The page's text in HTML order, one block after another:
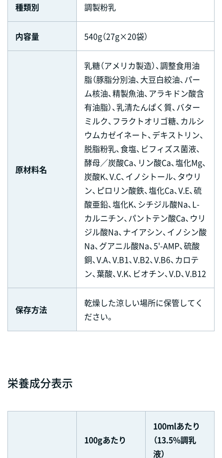
種類別 調製粉乳
内容量 540g（27g×20袋）
原材料名
乳糖（アメリカ製造）、調整食用油
脂（豚脂分別油、大豆白絞油、パー
ム核油、精製魚油、アラキドン酸含
有油脂）、乳清たんぱく質、バター
ミルク、フラクトオリゴ糖、カルシ
ウムカゼイネート、デキストリン、
脱脂粉乳、食塩、ビフィズス菌液、
酵母／炭酸Ca、リン酸Ca、塩化Mg、
炭酸K、V.C、イノシトール、タウリ
ン、ピロリン酸鉄、塩化Ca、V.E、硫
酸亜鉛、塩化K、シチジル酸Na、L-
カルニチン、パントテン酸Ca、ウリ
ジル酸Na、ナイアシン、イノシン酸
Na、グアニル酸Na、5'-AMP、硫酸
銅、V.A、V.B1、V.B2、V.B6、カロテ
ン、葉酸、V.K、ビオチン、V.D、V.B12
保存方法
乾燥した涼しい場所に保管してく
ださい。
栄養成分表示
100gあたり
100mlあたり
（13.5%調乳
液）